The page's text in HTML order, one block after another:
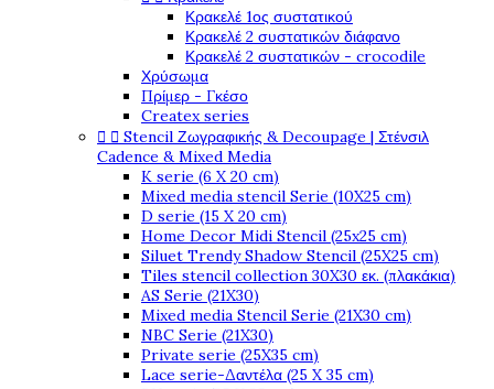
Κρακελέ 1ος συστατικού
Κρακελέ 2 συστατικών διάφανο
Κρακελέ 2 συστατικών - crocodile
Χρύσωμα
Πρίμερ - Γκέσο
Createx series
  Stencil Ζωγραφικής & Decoupage | Στένσιλ
Cadence & Mixed Media
K serie (6 X 20 cm)
Mixed media stencil Serie (10X25 cm)
D serie (15 X 20 cm)
Home Decor Midi Stencil (25x25 cm)
Siluet Trendy Shadow Stencil (25X25 cm)
Tiles stencil collection 30X30 εκ. (πλακάκια)
AS Serie (21X30)
Mixed media Stencil Serie (21X30 cm)
NBC Serie (21X30)
Private serie (25X35 cm)
Lace serie-Δαντέλα (25 X 35 cm)